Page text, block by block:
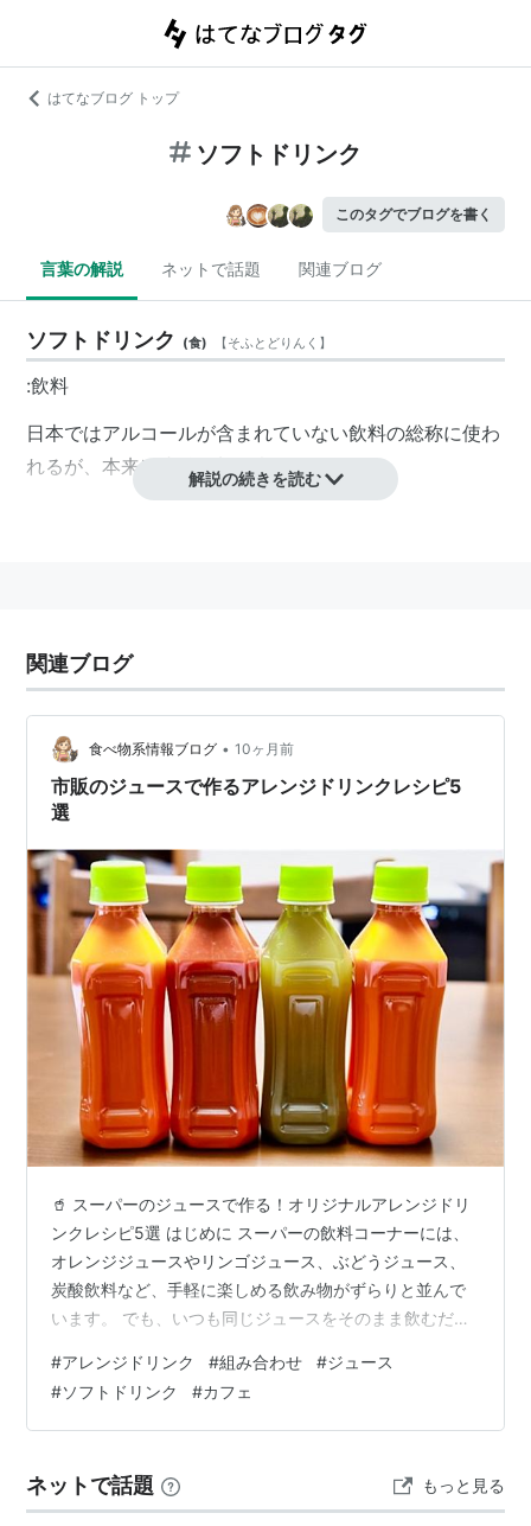
はてなブログ トップ
ソフトドリンク
このタグでブログを書く
言葉の解説 ネットで話題 関連ブログ
ソフトドリンク (食) 【そふとどりんく 】
:飲料
日本ではアルコールが含まれていない飲料の総称に使わ
れるが、本来は炭酸飲料の意。
解説の続きを読む
関連ブログ
食べ物系情報ブログ • 10ヶ月前
市販のジュースで作るアレンジドリンクレシピ5
選
🥤 スーパーのジュースで作る！オリジナルアレンジドリ
ンクレシピ5選 はじめに スーパーの飲料コーナーには、
オレンジジュースやリンゴジュース、ぶどうジュース、
炭酸飲料など、手軽に楽しめる飲み物がずらりと並んで
います。 でも、いつも同じジュースをそのまま飲むだけ
夫でジュースが「カフェ風ドリンク」や「映えスイーツ
ドリンク」に大変身するんです。 今回は、スーパーで買
える定番ジュースを使ってできる オリジナルアレンジド
しゃれ。友達とのおうちパーティーや自分へのご褒美に
ぜひ試してみてください。 ① オ…
#アレンジドリンク #組み合わせ #ジュース
#ソフトドリンク #カフェ
ネットで話題 もっと見る